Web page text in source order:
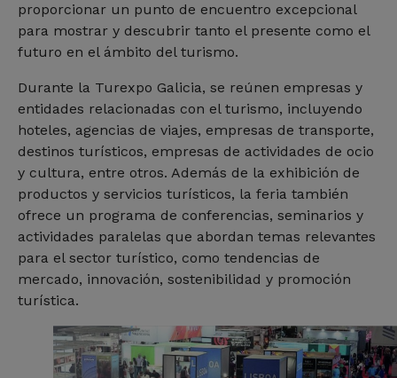
proporcionar un punto de encuentro excepcional
para mostrar y descubrir tanto el presente como el
futuro en el ámbito del turismo.
Durante la Turexpo Galicia, se reúnen empresas y
entidades relacionadas con el turismo, incluyendo
hoteles, agencias de viajes, empresas de transporte,
destinos turísticos, empresas de actividades de ocio
y cultura, entre otros. Además de la exhibición de
productos y servicios turísticos, la feria también
ofrece un programa de conferencias, seminarios y
actividades paralelas que abordan temas relevantes
para el sector turístico, como tendencias de
mercado, innovación, sostenibilidad y promoción
turística.